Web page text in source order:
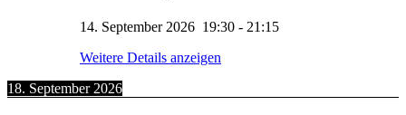
14. September 2026 19:30 - 21:15
Weitere Details anzeigen
18. September 2026